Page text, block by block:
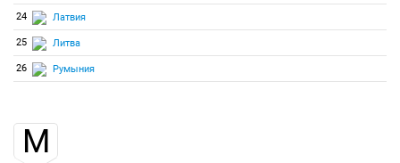
24 Латвия
25 Литва
26 Румыния
М